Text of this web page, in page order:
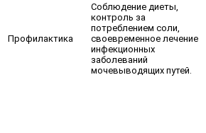
Профилактика
Соблюдение диеты,
контроль за
потреблением соли,
своевременное лечение
инфекционных
заболеваний
мочевыводящих путей.